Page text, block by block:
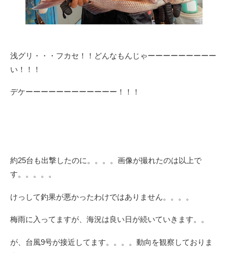
浅グリ・・・フカセ！！どんなもんじゃーーーーーーーーー
い！！！
デケーーーーーーーーーーーー！！！
約25台も出撃したのに。。。。画像が撮れたのは以上で
す。。。。。
けっして釣果が悪かったわけではありません。。。。
梅雨に入ってますが、海況は良い日が続いていきます。。
が、台風9号が接近してます。。。。動向を観察しておりま